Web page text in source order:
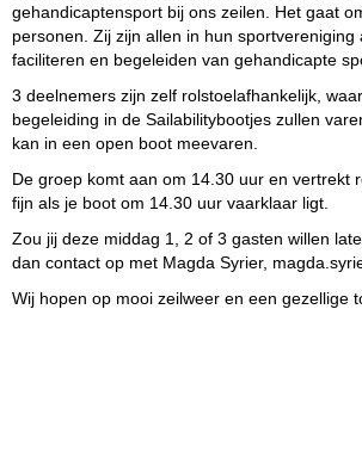
gehandicaptensport bij ons zeilen. Het gaat
personen. Zij zijn allen in hun sportvereniging
faciliteren en begeleiden van gehandicapte
3 deelnemers zijn zelf rolstoelafhankelijk,
begeleiding in de Sailabilitybootjes zullen
kan in een open boot meevaren.
De groep komt aan om 14.30 uur en vertrekt
fijn als je boot om 14.30 uur vaarklaar ligt.
Zou jij deze middag 1, 2 of 3 gasten willen
dan contact op met Magda Syrier,
Wij hopen op mooi zeilweer en een gezellige